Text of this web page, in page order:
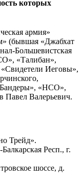
которых
армия»
(бывшая «Джабхат
Большевистская
«Талибан»,
Иеговы»,
Бандеры», «НСО»,
Павел Валерьевич.
Трейд».
Респ., г.
шоссе, д.